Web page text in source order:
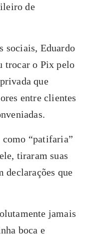
de
sociais, Eduardo
trocar o Pix pelo
que
entre clientes
“patifaria”
tiraram suas
declarações que
jamais
boca e